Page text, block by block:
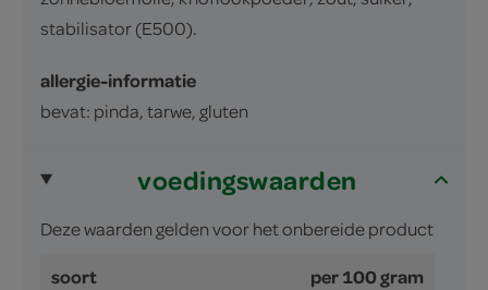
stabilisator (E500).
allergie-informatie
bevat: pinda, tarwe, gluten
voedingswaarden
Deze waarden gelden voor het onbereide product
soort per 100 gram